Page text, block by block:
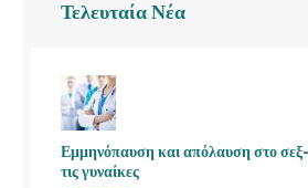
Τελευταία Νέα
Εμμηνόπαυση και απόλαυση στο
τις γυναίκες